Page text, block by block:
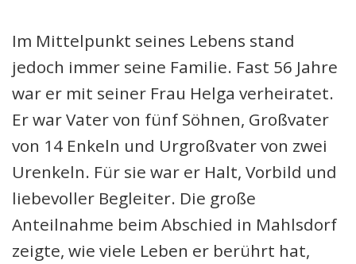
Im Mittelpunkt seines Lebens stand
jedoch immer seine Familie. Fast 56 Jahre
war er mit seiner Frau Helga verheiratet.
Er war Vater von fünf Söhnen, Großvater
von 14 Enkeln und Urgroßvater von zwei
Urenkeln. Für sie war er Halt, Vorbild und
liebevoller Begleiter. Die große
Anteilnahme beim Abschied in Mahlsdorf
zeigte, wie viele Leben er berührt hat,